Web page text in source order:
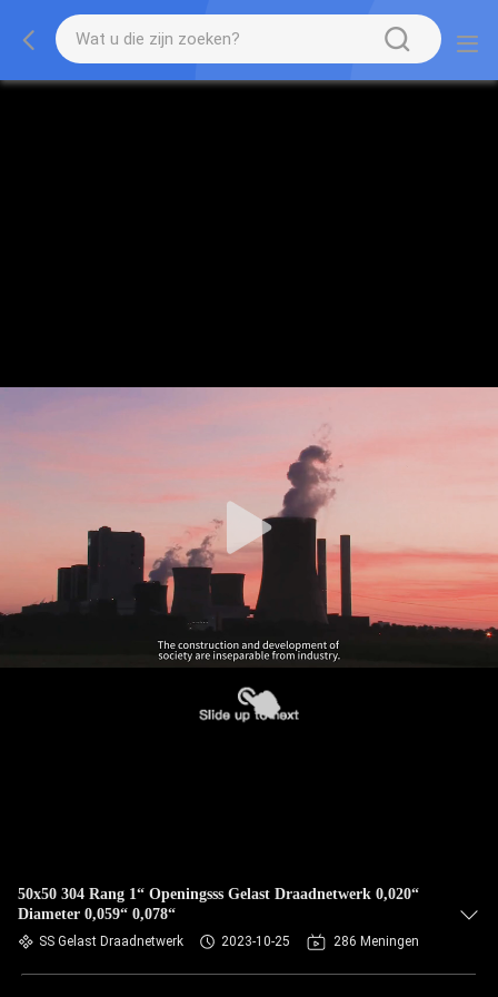
50x50 304 Rang 1“ Openingsss Gelast Draadnetwerk 0,020“
Diameter 0,059“ 0,078“
SS Gelast Draadnetwerk 2023-10-25 286 Meningen